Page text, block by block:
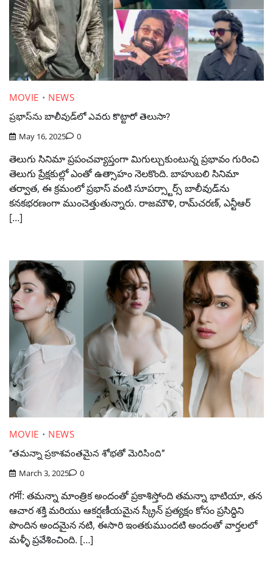
MOVIE
NEWS
ప్రభాస్‌ను బాలీవుడ్‌లో ఎవరు కొట్టారో తెలుసా?
May 16, 2025 0
తెలుగు సినిమా ప్రపంచవ్యాప్తంగా మిగుల్చుకుంటున్న ప్రభావం గురించి
తెలుగు ప్రేక్షకుల్లో ఎంతో ఉత్సాహం నెలకొంది. బాహుబలి సినిమా
తర్వాత, ఈ క్రమంలో ప్రభాస్ వంటి సూపర్స్టార్స్ బాలీవుడ్‌ను
కనకభరణంగా ముంచెత్తుతున్నారు. రాజమౌళి, రామ్‌చరణ్, ఎన్టీఆర్
[…]
MOVIE
NEWS
“తమన్నా ప్రకాశవంతమైన శోభతో మెరిసింది”
March 3, 2025 0
గर्मी: తమన్నా మాంత్రిక అందంతో ప్రకాశిస్తోంది తమన్నా భాటియా, తన
ఆచార శక్తి మరియు ఆకర్షణీయమైన స్క్రీన్ ప్రత్యక్షం కోసం ప్రసిద్ధిని
పొందిన అందమైన నటి, ఈసారి ఇంతకుముందటి అందంతో వార్తలలో
మళ్ళీ ప్రవేశించింది. […]